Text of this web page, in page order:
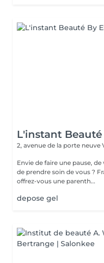
L'instant
2, avenue de la porte neuve
Envie de faire une pause,
de prendre soin de vous ?
offrez-vous une parenth...
depose gel